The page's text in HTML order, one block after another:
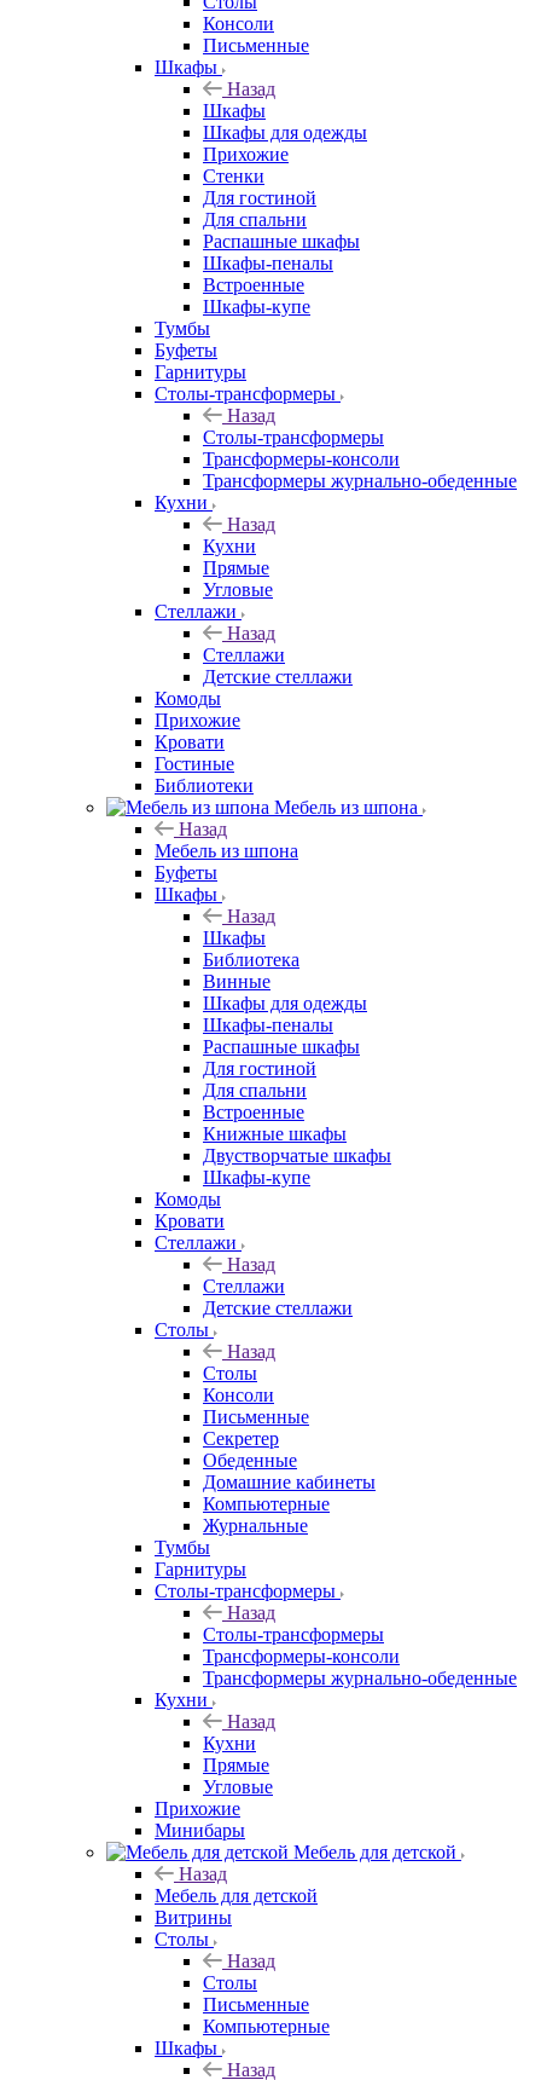
Консоли
Письменные
Шкафы
Назад
Шкафы
Шкафы для одежды
Прихожие
Стенки
Для гостиной
Для спальни
Распашные шкафы
Шкафы-пеналы
Встроенные
Шкафы-купе
Тумбы
Буфеты
Гарнитуры
Столы-трансформеры
Назад
Столы-трансформеры
Трансформеры-консоли
Трансформеры журнально-обеденные
Кухни
Назад
Кухни
Прямые
Угловые
Стеллажи
Назад
Стеллажи
Детские стеллажи
Комоды
Прихожие
Кровати
Гостиные
Библиотеки
Мебель из шпона
Назад
Мебель из шпона
Буфеты
Шкафы
Назад
Шкафы
Библиотека
Винные
Шкафы для одежды
Шкафы-пеналы
Распашные шкафы
Для гостиной
Для спальни
Встроенные
Книжные шкафы
Двустворчатые шкафы
Шкафы-купе
Комоды
Кровати
Стеллажи
Назад
Стеллажи
Детские стеллажи
Столы
Назад
Столы
Консоли
Письменные
Секретер
Обеденные
Домашние кабинеты
Компьютерные
Журнальные
Тумбы
Гарнитуры
Столы-трансформеры
Назад
Столы-трансформеры
Трансформеры-консоли
Трансформеры журнально-обеденные
Кухни
Назад
Кухни
Прямые
Угловые
Прихожие
Минибары
Мебель для детской
Назад
Мебель для детской
Витрины
Столы
Назад
Столы
Письменные
Компьютерные
Шкафы
Назад